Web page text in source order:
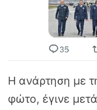
Η ανάρτηση με
φώτο, έγινε